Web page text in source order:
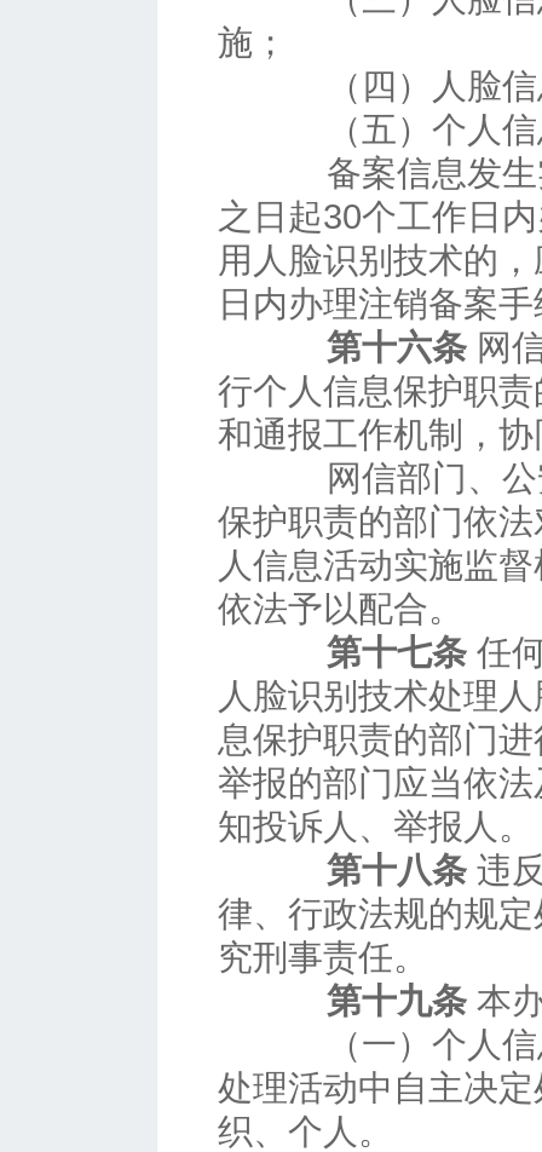
施；
（四）人脸信
（五）个人信
备案信息发生
之日起30个工作日
用人脸识别技术的
日内办理注销备案
第十六条 网
行个人信息保护职
和通报工作机制，
网信部门、公
保护职责的部门依
人信息活动实施监
依法予以配合。
第十七条 任
人脸识别技术处理
息保护职责的部门
举报的部门应当依
知投诉人、举报人。
第十八条 违
律、行政法规的规
究刑事责任。
第十九条 本
（一）个人信
处理活动中自主决
织、个人。